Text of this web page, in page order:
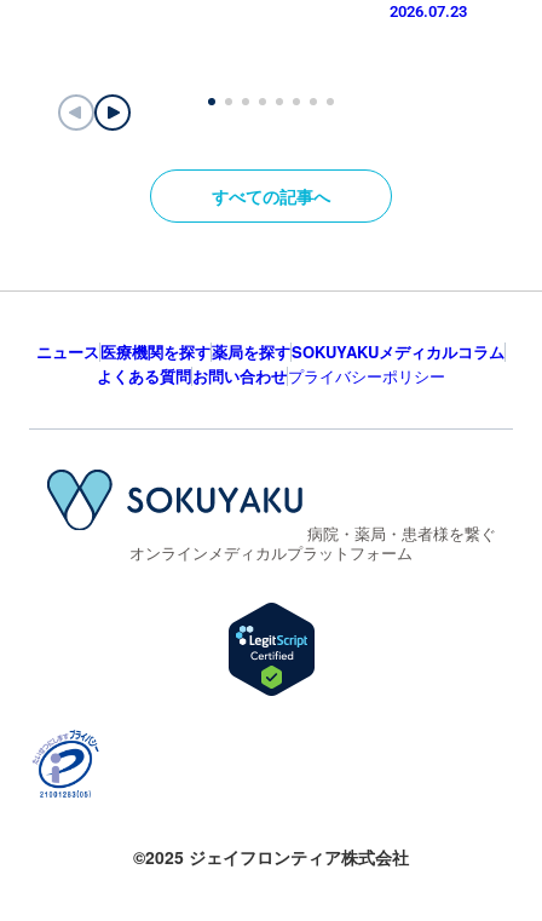
2026.07.23
すべての記事へ
ニュース医療機関を探す薬局を探すSOKUYAKUメディカルコラム
よくある質問お問い合わせプライバシーポリシー
病院・薬局・患者様を繋ぐ
オンラインメディカルプラットフォーム
©2025 ジェイフロンティア株式会社